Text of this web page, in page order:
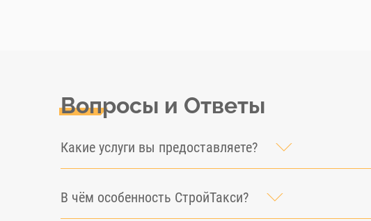
Вопросы и Ответы
Какие услуги вы предоставляете?
В чём особенность СтройТакси?